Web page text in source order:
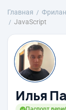
Главная
JavaScript
Илья